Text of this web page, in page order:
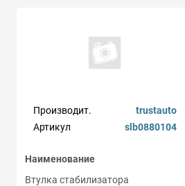
Производит.
trustauto
Артикул
slb0880104
Наименование
Втулка стабилизатора